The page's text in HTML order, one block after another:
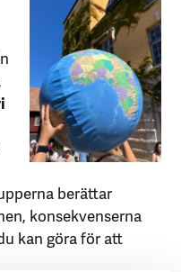
berättar
konsekvenserna
kan göra för att